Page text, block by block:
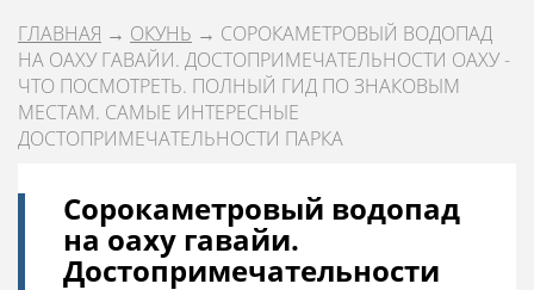
ГЛАВНАЯ → ОКУНЬ → СОРОКАМЕТРОВЫЙ ВОДОПАД
НА ОАХУ ГАВАЙИ. ДОСТОПРИМЕЧАТЕЛЬНОСТИ ОАХУ -
ЧТО ПОСМОТРЕТЬ. ПОЛНЫЙ ГИД ПО ЗНАКОВЫМ
МЕСТАМ. САМЫЕ ИНТЕРЕСНЫЕ
ДОСТОПРИМЕЧАТЕЛЬНОСТИ ПАРКА
Сорокаметровый водопад
на оаху гавайи.
Достопримечательности